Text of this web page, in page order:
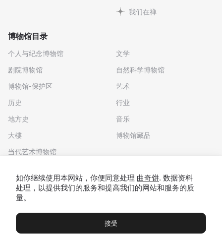
我们在禅
博物馆目录
个人与纪念博物馆
剧院博物馆
博物馆-保护区
历史
地方史
大樓
当代艺术博物馆
文学
自然科学博物馆
艺术
行业
音乐
博物馆藏品
博物馆 展览及展览 Чаты Вы
如你继续使用本网站，你便同意处理 曲奇饼. 数据资料
处理，以提供我们的服务和提高我们的网站和服务的质
量。
接受